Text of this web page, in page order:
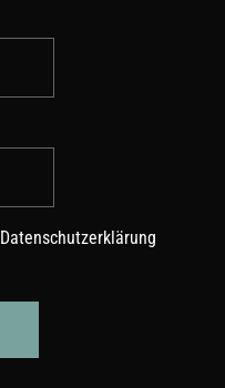
Datenschutzerklärung